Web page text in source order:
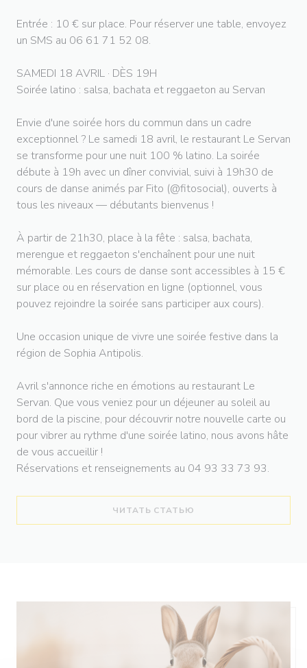
Entrée : 10 € sur place. Pour réserver une table, envoyez
un SMS au 06 61 71 52 08.
SAMEDI 18 AVRIL · DÈS 19H
Soirée latino : salsa, bachata et reggaeton au Servan
Envie d'une soirée hors du commun dans un cadre
exceptionnel ? Le samedi 18 avril, le restaurant Le Servan
se transforme pour une nuit 100 % latino. La soirée
débute à 19h avec un dîner convivial, suivi à 19h30 de
cours de danse animés par Fito (@fitosocial), ouverts à
tous les niveaux — débutants bienvenus !
À partir de 21h30, place à la fête : salsa, bachata,
merengue et reggaeton s'enchaînent pour une nuit
mémorable. Les cours de danse sont accessibles à 15 €
sur place ou en réservation en ligne (optionnel, vous
pouvez rejoindre la soirée sans participer aux cours).
Une occasion unique de vivre une soirée festive dans la
région de Sophia Antipolis.
Avril s'annonce riche en émotions au restaurant Le
Servan. Que vous veniez pour un déjeuner au soleil au
bord de la piscine, pour découvrir notre nouvelle carte ou
pour vibrer au rythme d'une soirée latino, nous avons hâte
de vous accueillir !
Réservations et renseignements au 04 93 33 73 93.
ЧИТАТЬ СТАТЬЮ